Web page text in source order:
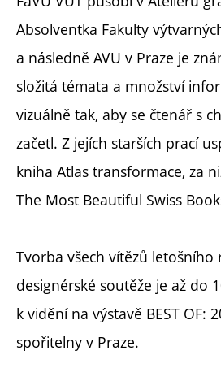
Absolventka Fakulty
a následně AVU v Praze je
složitá témata a množství
vizuálně tak, aby se čtenář s
začetl. Z jejích starších prací
kniha Atlas transformace, za
The Most Beautiful Swiss
Tvorba všech vítězů letošního
designérské soutěže je až do
k vidění na výstavě BEST OF:
spořitelny v Praze.